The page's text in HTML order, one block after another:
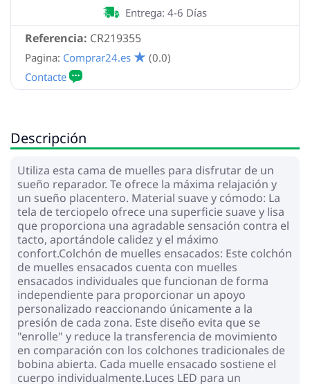
Referencia: CR219355
Entrega: 4-6 Días
Pagina: Comprar24.es (0.0)
Descripción
Utiliza esta cama de muelles para disfrutar de un
sueño reparador. Te ofrece la máxima relajación y
un sueño placentero. Material suave y cómodo: La
tela de terciopelo ofrece una superficie suave y lisa
que proporciona una agradable sensación contra el
tacto, aportándole calidez y el máximo
confort.Colchón de muelles ensacados: Este colchón
de muelles ensacados cuenta con muelles
ensacados individuales que funcionan de forma
independiente para proporcionar un apoyo
personalizado reaccionando únicamente a la
presión de cada zona. Este diseño evita que se
"enrolle" y reduce la transferencia de movimiento
en comparación con los colchones tradicionales de
bobina abierta. Cada muelle ensacado sostiene el
cuerpo individualmente.Luces LED para un